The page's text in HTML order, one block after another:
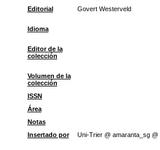
Editorial Govert Westerveld
Idioma
Editor de la
colección
Volumen de la
colección
ISSN
Área
Notas
Insertado por
Uni-Trier @ amaranta_sg @